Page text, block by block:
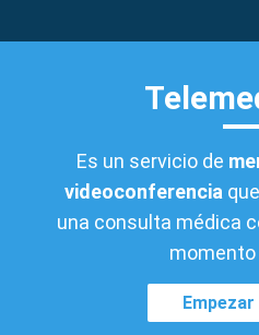
Es un servicio de
videoconferencia
una consulta médica
momento